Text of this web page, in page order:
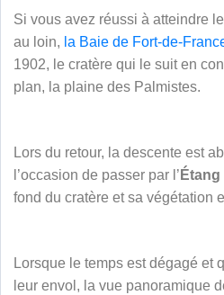
Si vous avez réussi à atteindre
au loin, la Baie de Fort-de-
1902, le cratère qui le suit en
plan, la plaine des Palmistes.
Lors du retour, la descente est
l’occasion de passer par l’ Étang
fond du cratère et sa végétation
Lorsque le temps est dégagé et
leur envol, la vue panoramique